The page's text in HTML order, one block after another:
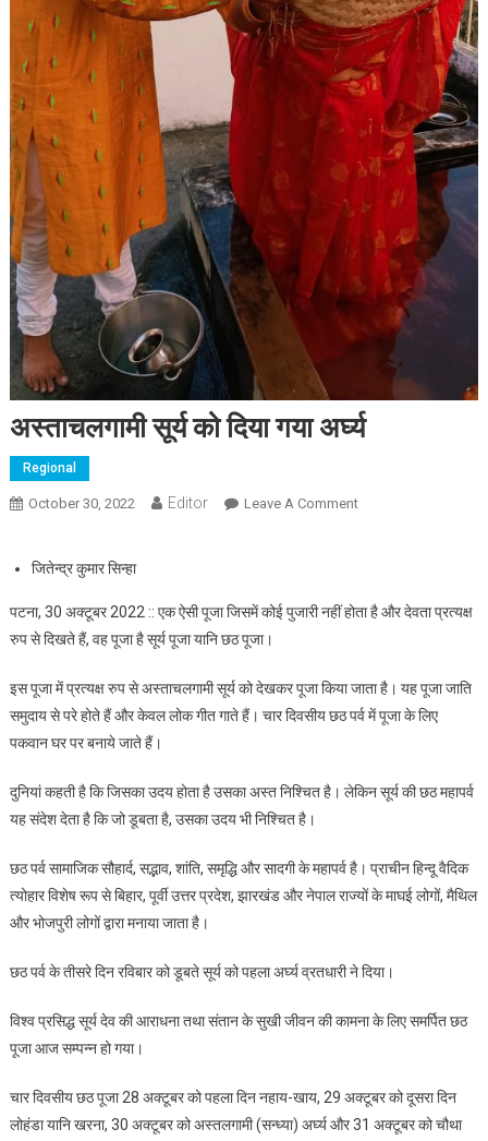
अस्ताचलगामी सूर्य को दिया गया अर्घ्य
Regional
October 30, 2022 Editor Leave A CommentOn अस्ताचलगामी सूर्य को
जितेन्द्र कुमार सिन्हा
पटना, 30 अक्टूबर 2022 :: एक ऐसी पूजा जिसमें कोई पुजारी नहीं होता है और देवता प्रत्यक्ष
रुप से दिखते हैं, वह पूजा है सूर्य पूजा यानि छठ पूजा।
इस पूजा में प्रत्यक्ष रुप से अस्ताचलगामी सूर्य को देखकर पूजा किया जाता है। यह पूजा जाति
समुदाय से परे होते हैं और केवल लोक गीत गाते हैं। चार दिवसीय छठ पर्व में पूजा के लिए
पकवान घर पर बनाये जाते हैं।
दुनियां कहती है कि जिसका उदय होता है उसका अस्त निश्चित है। लेकिन सूर्य की छठ महापर्व
यह संदेश देता है कि जो डूबता है, उसका उदय भी निश्चित है।
छठ पर्व सामाजिक सौहार्द, सद्भाव, शांति, समृद्धि और सादगी के महापर्व है। प्राचीन हिन्दू वैदिक
त्योहार विशेष रूप से बिहार, पूर्वी उत्तर प्रदेश, झारखंड और नेपाल राज्यों के माघई लोगों, मैथिल
और भोजपुरी लोगों द्वारा मनाया जाता है।
छठ पर्व के तीसरे दिन रविबार को डूबते सूर्य को पहला अर्घ्य व्रतधारी ने दिया।
विश्व प्रसिद्ध सूर्य देव की आराधना तथा संतान के सुखी जीवन की कामना के लिए समर्पित छठ
पूजा आज सम्पन्न हो गया।
चार दिवसीय छठ पूजा 28 अक्टूबर को पहला दिन नहाय-खाय, 29 अक्टूबर को दूसरा दिन
लोहंडा यानि खरना, 30 अक्टूबर को अस्तलगामी (सन्ध्या) अर्घ्य और 31 अक्टूबर को चौथा